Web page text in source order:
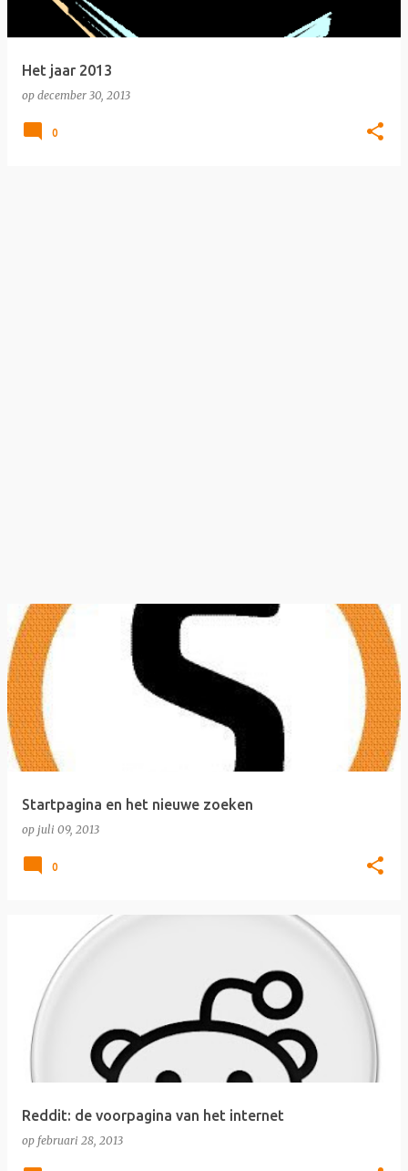
Het jaar 2013
op december 30, 2013
0
Startpagina en het nieuwe zoeken
op juli 09, 2013
0
Reddit: de voorpagina van het internet
op februari 28, 2013